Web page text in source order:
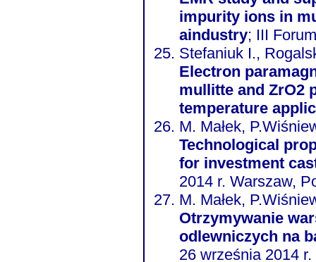
impurity ions in
aindustry; III
Stefaniuk I.,
Electron
mullitte and ZrO2
temperature
M. Małek,
Technological
for investment
2014 r. Warszaw,
M. Małek,
Otrzymywanie
odlewniczych na
26 września 2014